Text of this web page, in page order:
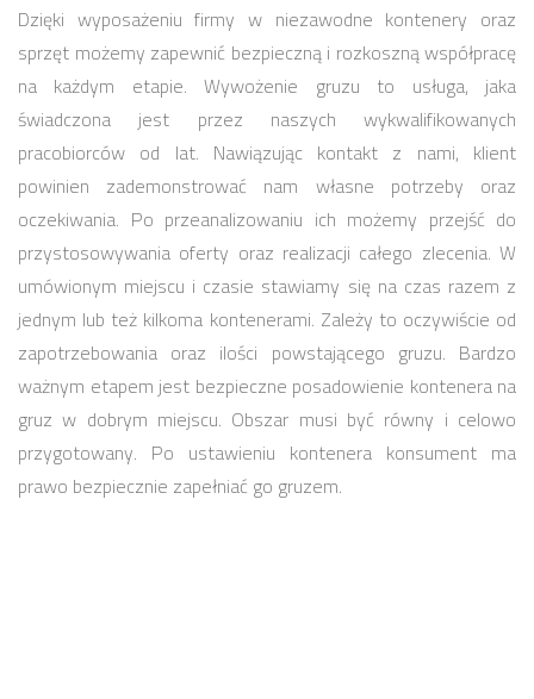
Dzięki wyposażeniu firmy w niezawodne kontenery oraz
sprzęt możemy zapewnić bezpieczną i rozkoszną współpracę
na każdym etapie. Wywożenie gruzu to usługa, jaka
świadczona jest przez naszych wykwalifikowanych
pracobiorców od lat. Nawiązując kontakt z nami, klient
powinien zademonstrować nam własne potrzeby oraz
oczekiwania. Po przeanalizowaniu ich możemy przejść do
przystosowywania oferty oraz realizacji całego zlecenia. W
umówionym miejscu i czasie stawiamy się na czas razem z
jednym lub też kilkoma kontenerami. Zależy to oczywiście od
zapotrzebowania oraz ilości powstającego gruzu. Bardzo
ważnym etapem jest bezpieczne posadowienie kontenera na
gruz w dobrym miejscu. Obszar musi być równy i celowo
przygotowany. Po ustawieniu kontenera konsument ma
prawo bezpiecznie zapełniać go gruzem.